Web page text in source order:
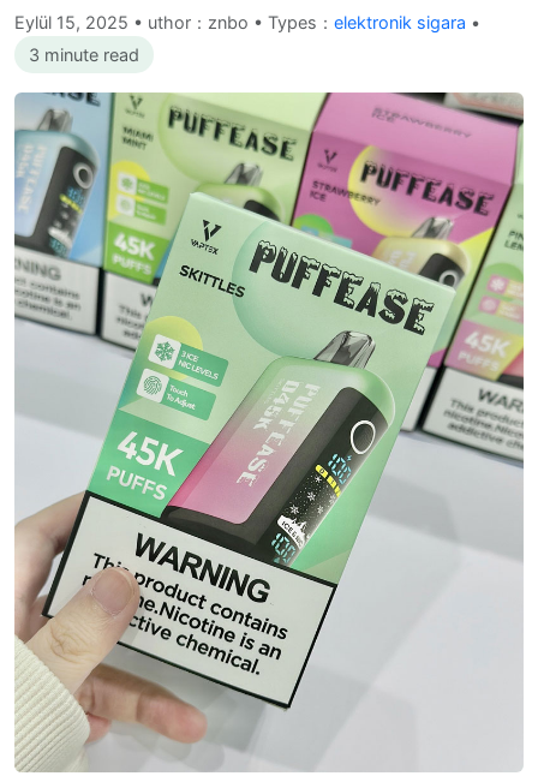
Eylül 15, 2025 • uthor：znbo • Types： elektronik sigara •
3 minute read